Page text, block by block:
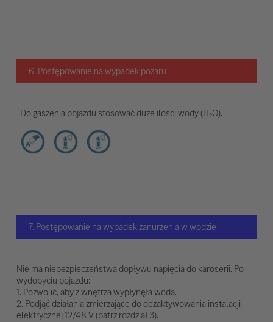
6. Postępowanie na wypadek pożaru
Do gaszenia pojazdu stosować duże ilości wody (H₂O).
7. Postępowanie na wypadek zanurzenia w wodzie
Nie ma niebezpieczeństwa dopływu napięcia do karoserii. Po
wydobyciu pojazdu:
1. Pozwolić, aby z wnętrza wypłynęła woda.
2. Podjąć działania zmierzające do dezaktywowania instalacji
elektrycznej 12/48 V (patrz rozdział 3).